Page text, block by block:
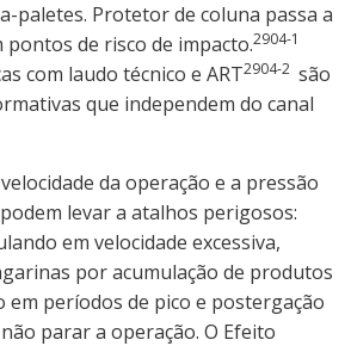
paletes. Protetor de coluna passa a
de risco de impacto.2904-1
com laudo técnico e ART2904-2 são
que independem do canal
da operação e a pressão
levar a atalhos perigosos:
em velocidade excessiva,
por acumulação de produtos
em períodos de pico e postergação
parar a operação. O Efeito